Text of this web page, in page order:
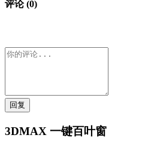
评论 (0)
回复
3DMAX 一键百叶窗